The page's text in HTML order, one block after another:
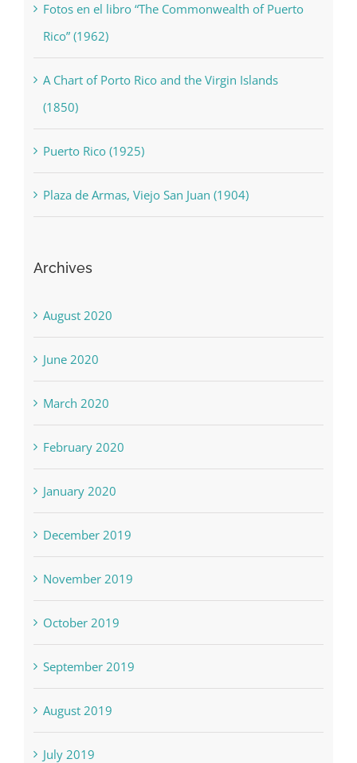
Fotos en el libro “The Commonwealth of Puerto
Rico” (1962)
A Chart of Porto Rico and the Virgin Islands
(1850)
Puerto Rico (1925)
Plaza de Armas, Viejo San Juan (1904)
Archives
August 2020
June 2020
March 2020
February 2020
January 2020
December 2019
November 2019
October 2019
September 2019
August 2019
July 2019